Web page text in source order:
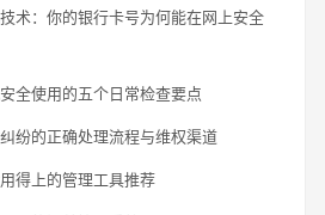
术：你的银行卡号为何能在网上安全
全使用的五个日常检查要点
纷的正确处理流程与维权渠道
得上的管理工具推荐